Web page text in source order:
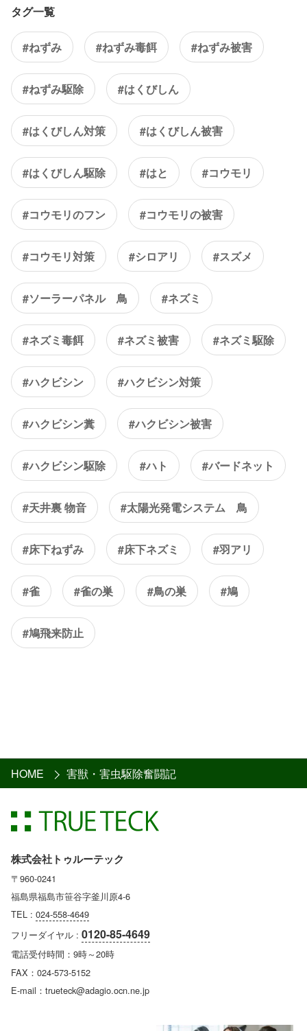
タグ一覧
#ねずみ #ねずみ毒餌 #ねずみ被害
#ねずみ駆除 #はくびしん
#はくびしん対策 #はくびしん被害
#はくびしん駆除 #はと #コウモリ
#コウモリのフン #コウモリの被害
#コウモリ対策 #シロアリ #スズメ
#ソーラーパネル 鳥 #ネズミ
#ネズミ毒餌 #ネズミ被害 #ネズミ駆除
#ハクビシン #ハクビシン対策
#ハクビシン糞 #ハクビシン被害
#ハクビシン駆除 #ハト #バードネット
#天井裏 物音 #太陽光発電システム 鳥
#床下ねずみ #床下ネズミ #羽アリ
#雀 #雀の巣 #鳥の巣 #鳩
#鳩飛来防止
HOME 害獣・害虫駆除奮闘記
株式会社トゥルーテック
〒960-0241
福島県福島市笹谷字釜川原4-6
TEL : 024-558-4649
フリーダイヤル : 0120-85-4649
電話受付時間：9時～20時
FAX：024-573-5152
E-mail：trueteck@adagio.ocn.ne.jp